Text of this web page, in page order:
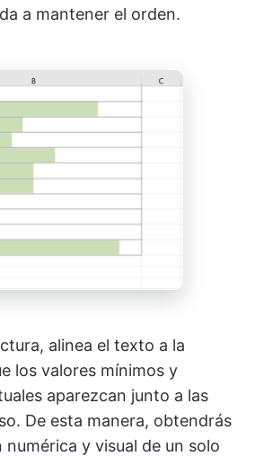
a mantener el orden.
alinea el texto a la
los valores mínimos y
aparezcan junto a las
De esta manera, obtendrás
numérica y visual de un solo